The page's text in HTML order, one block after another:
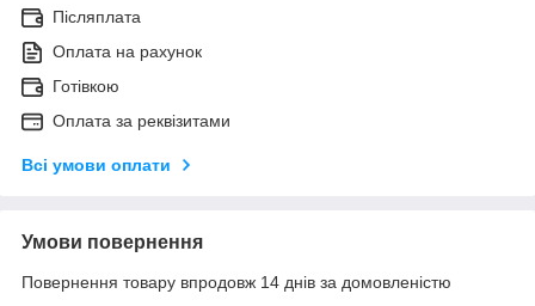
Післяплата
Оплата на рахунок
Готівкою
Оплата за реквізитами
Всі умови оплати
Умови повернення
Повернення товару впродовж 14 днів за домовленістю